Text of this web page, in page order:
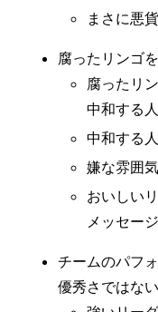
まさに悪
腐ったリンゴ
腐ったリ
中和する
中和する
嫌な雰囲
おいしい
メッセー
チームのパフ
優秀さではない